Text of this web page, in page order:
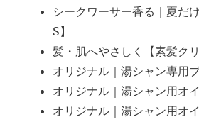
シークワーサー香る｜夏だ
S】
髪・肌へやさしく【素髪クリ
オリジナル｜湯シャン専用
オリジナル｜湯シャン用オ
オリジナル｜湯シャン用オ